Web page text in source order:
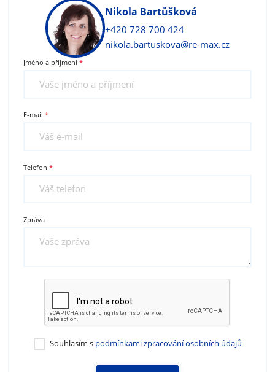
Nikola Bartůšková
+420 728 700 424
nikola.bartuskova@re-max.cz
Jméno a příjmení
E-mail
Telefon
Zpráva
Souhlasím s podmínkami zpracování osobních údajů